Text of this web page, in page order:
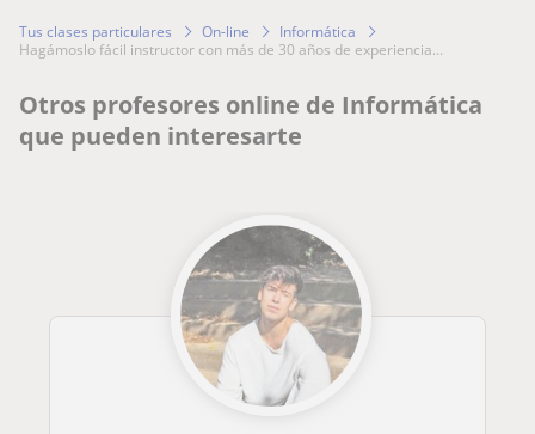
Tus clases particulares On-line
Informática
hagámoslo fácil instructor con más de 30 años de experiencia...
Otros profesores online de Informática
que pueden interesarte